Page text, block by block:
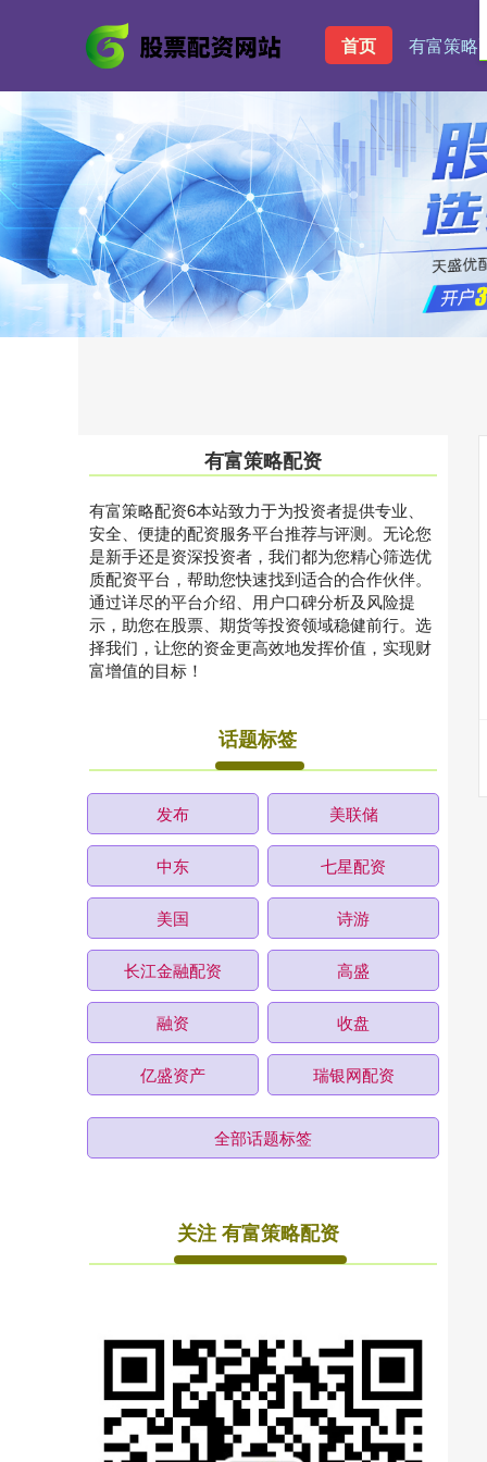
首页 有富策略
有富策略配资
有富策略配资6本站致力于为投资者提供专业、
安全、便捷的配资服务平台推荐与评测。无论您
是新手还是资深投资者，我们都为您精心筛选优
质配资平台，帮助您快速找到适合的合作伙伴。
通过详尽的平台介绍、用户口碑分析及风险提
示，助您在股票、期货等投资领域稳健前行。选
择我们，让您的资金更高效地发挥价值，实现财
富增值的目标！
话题标签
发布 美联储
中东 七星配资
美国 诗游
长江金融配资 高盛
融资 收盘
亿盛资产 瑞银网配资
全部话题标签
关注 有富策略配资